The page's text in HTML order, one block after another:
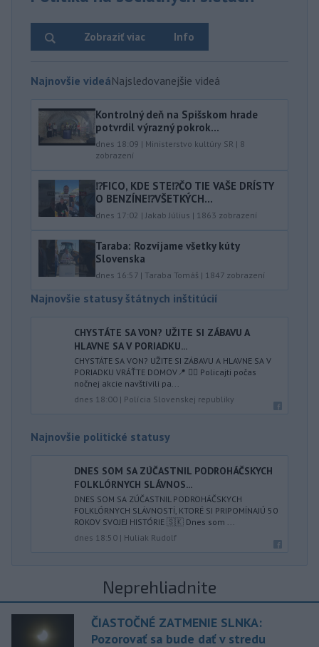
Info
Zobraziť viac
Najnovšie videáNajsledovanejšie videá
Kontrolný deň na Spišskom hrade
potvrdil výrazný pokrok...
dnes 18:09 | Ministerstvo kultúry SR | 8
zobrazení
⁉️FICO, KDE STE⁉️ČO TIE VAŠE DRÍSTY
O BENZÍNE⁉️VŠETKÝCH...
dnes 17:02 | Jakab Július | 1863 zobrazení
Taraba: Rozvíjame všetky kúty
Slovenska
dnes 16:57 | Taraba Tomáš | 1847 zobrazení
Najnovšie statusy štátnych inštitúcií
CHYSTÁTE SA VON? UŽITE SI ZÁBAVU A
HLAVNE SA V PORIADKU...
CHYSTÁTE SA VON? UŽITE SI ZÁBAVU A HLAVNE SA V
PORIADKU VRÁŤTE DOMOV📍 👮‍♂️ Policajti počas
nočnej akcie navštívili pa...
dnes 18:00 | Polícia Slovenskej republiky
Najnovšie politické statusy
DNES SOM SA ZÚČASTNIL PODROHÁČSKYCH
FOLKLÓRNYCH SLÁVNOS...
DNES SOM SA ZÚČASTNIL PODROHÁČSKYCH
FOLKLÓRNYCH SLÁVNOSTÍ, KTORÉ SI PRIPOMÍNAJÚ 50
ROKOV SVOJEJ HISTÓRIE 🇸🇰 Dnes som ...
dnes 18:50 | Huliak Rudolf
Neprehliadnite
ČIASTOČNÉ ZATMENIE SLNKA:
Pozorovať sa bude dať v stredu